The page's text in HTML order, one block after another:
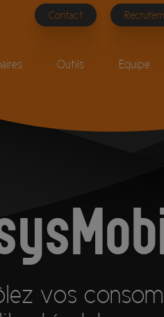
Contact
Outils Equipe
vos